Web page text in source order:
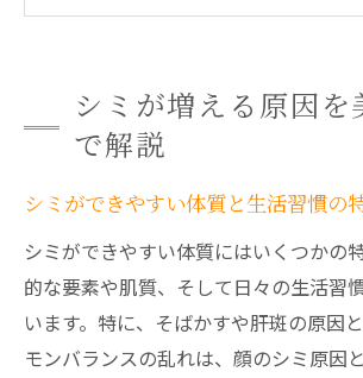
肌に現れるシミの仕組みと予防策
シミが現れるメカニズムをわ
説
メラニン色素の生成とシミと
肌のターンオーバーとシミ予
シミできる原因から考える正
策
日常で実践できるシミ予防
シミが増える原因を
で解説
シミができやすい体質と生活習慣の
シミができやすい体質にはいくつかの
的な要素や肌質、そして日々の生活習
います。特に、そばかすや肝斑の原因
モンバランスの乱れは、顔のシミ原因